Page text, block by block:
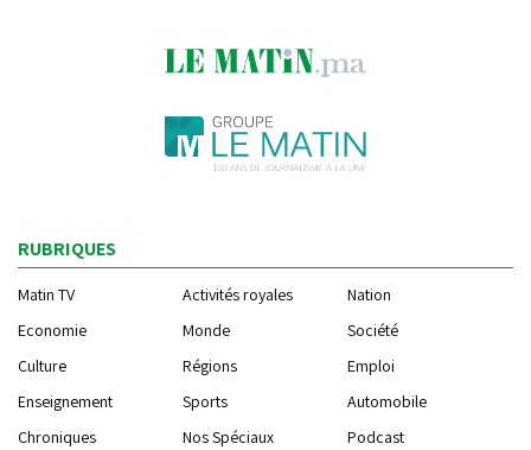
RUBRIQUES
Matin TV Activités royales
Nation
Economie
Monde
Société
Culture
Régions
Emploi
Enseignement
Sports
Automobile
Chroniques
Nos Spéciaux Podcast